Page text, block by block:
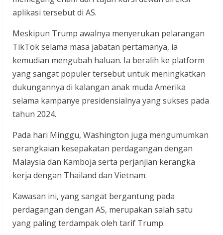
aplikasi tersebut di AS.
Meskipun Trump awalnya menyerukan pelarangan
TikTok selama masa jabatan pertamanya, ia
kemudian mengubah haluan. Ia beralih ke platform
yang sangat populer tersebut untuk meningkatkan
dukungannya di kalangan anak muda Amerika
selama kampanye presidensialnya yang sukses pada
tahun 2024.
Pada hari Minggu, Washington juga mengumumkan
serangkaian kesepakatan perdagangan dengan
Malaysia dan Kamboja serta perjanjian kerangka
kerja dengan Thailand dan Vietnam.
Kawasan ini, yang sangat bergantung pada
perdagangan dengan AS, merupakan salah satu
yang paling terdampak oleh tarif Trump.